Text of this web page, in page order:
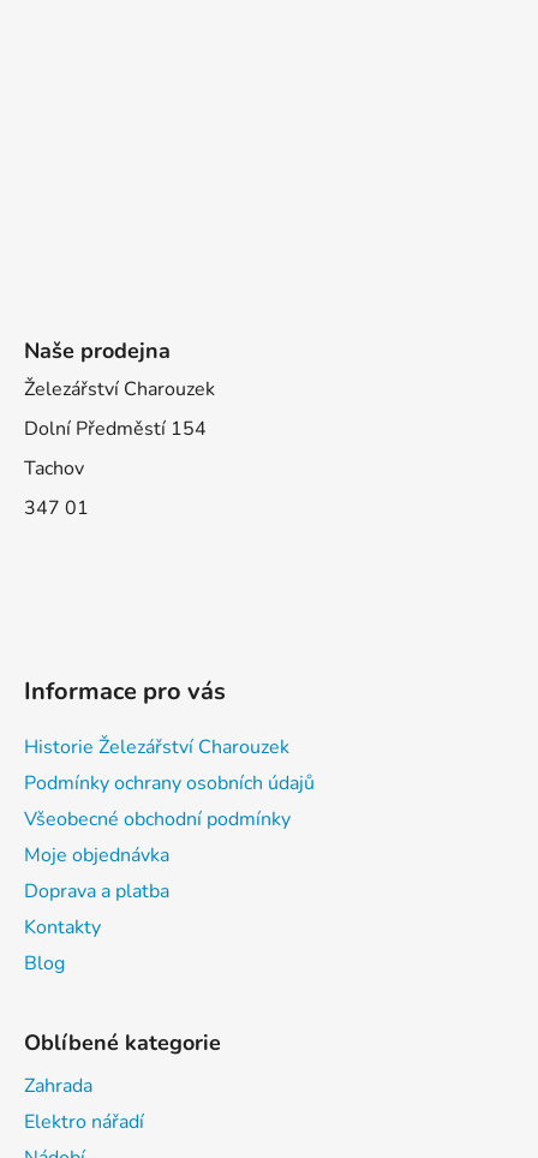
Naše prodejna
Železářství Charouzek
Dolní Předměstí 154
Tachov
347 01
Informace pro vás
Historie Železářství Charouzek
Podmínky ochrany osobních údajů
Všeobecné obchodní podmínky
Moje objednávka
Doprava a platba
Kontakty
Blog
Oblíbené kategorie
Zahrada
Elektro nářadí